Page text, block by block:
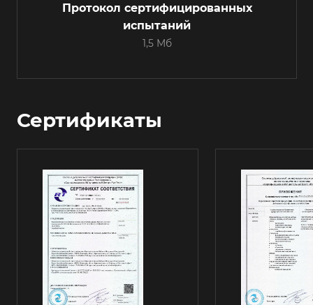
Протокол сертифицированных
испытаний
1,5 Мб
Сертификаты